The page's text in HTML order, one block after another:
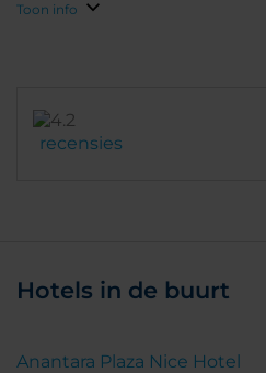
Toon info
recensies
Hotels in de buurt
Anantara Plaza Nice Hotel